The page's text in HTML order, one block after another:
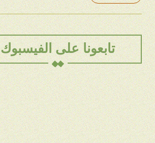
تابعونا على الفيسبوك